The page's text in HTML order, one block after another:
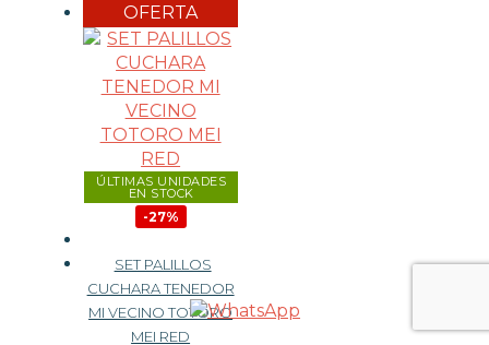
OFERTA
ÚLTIMAS UNIDADES
EN STOCK
-27%
SET PALILLOS
CUCHARA TENEDOR
MI VECINO TOTORO
MEI RED21,99 €